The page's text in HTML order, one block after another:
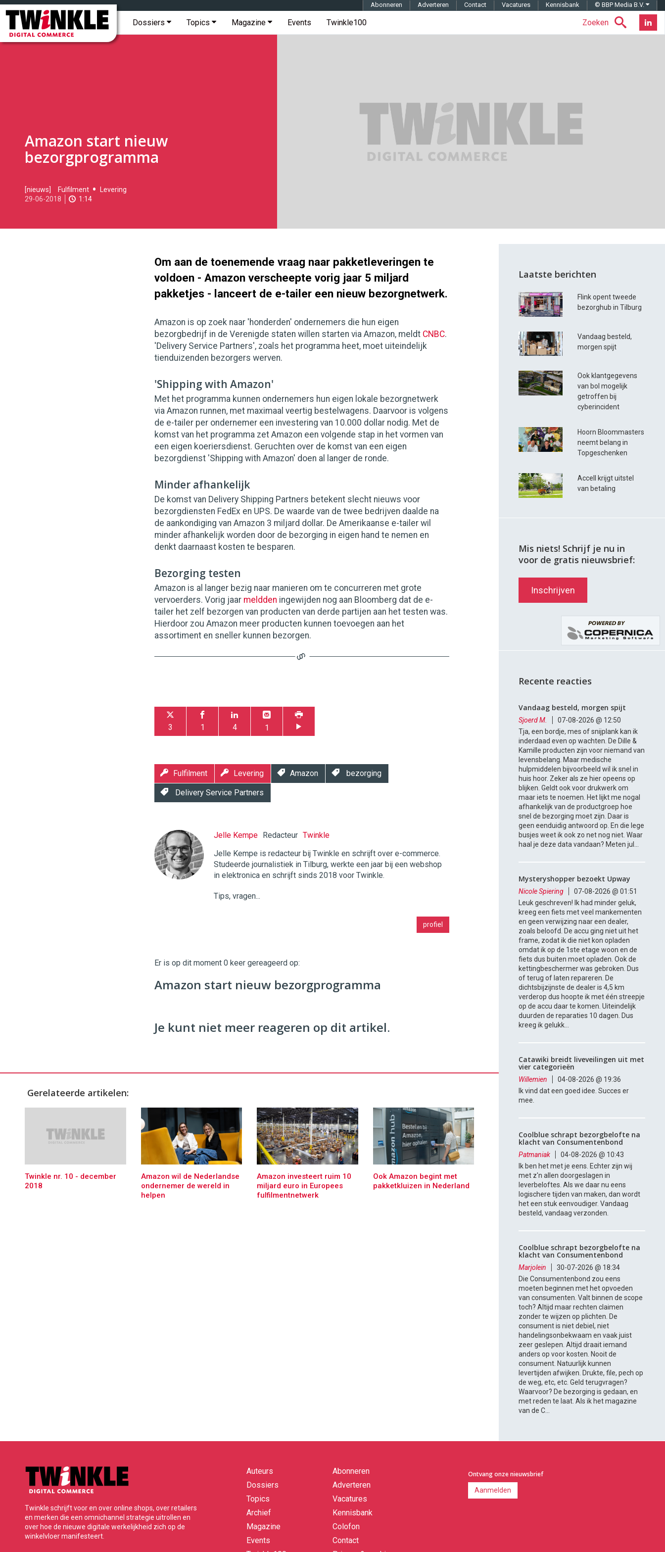
Twinkle
Digital
Commerce
Hoofdmenu Zoeken
Dossiers Topics Magazine Events Twinkle100
Topmenu Abonneren Adverteren Contact Vacatures Kennisbank © BBP Media B.V.
Amazon start nieuw
bezorgprogramma
2018-
06-
06-
[nieuws] Fulfilment
Levering
29-06-2018
1:14
Om aan de toenemende vraag naar pakketleveringen te
voldoen - Amazon verscheepte vorig jaar 5 miljard
pakketjes - lanceert de e-tailer een nieuw bezorgnetwerk.
Amazon is op zoek naar 'honderden' ondernemers die hun eigen
bezorgbedrijf in de Verenigde staten willen starten via Amazon, meldt CNBC.
'Delivery Service Partners', zoals het programma heet, moet uiteindelijk
tienduizenden bezorgers werven.
'Shipping with Amazon'
Met het programma kunnen ondernemers hun eigen lokale bezorgnetwerk
via Amazon runnen, met maximaal veertig bestelwagens. Daarvoor is volgens
de e-tailer per ondernemer een investering van 10.000 dollar nodig. Met de
komst van het programma zet Amazon een volgende stap in het vormen van
een eigen koeriersdienst. Geruchten over de komst van een eigen
bezorgdienst 'Shipping with Amazon' doen al langer de ronde.
Minder afhankelijk
De komst van Delivery Shipping Partners betekent slecht nieuws voor
bezorgdiensten FedEx en UPS. De waarde van de twee bedrijven daalde na
de aankondiging van Amazon 3 miljard dollar. De Amerikaanse e-tailer wil
minder afhankelijk worden door de bezorging in eigen hand te nemen en
denkt daarnaast kosten te besparen.
Bezorging testen
Amazon is al langer bezig naar manieren om te concurreren met grote
vervoerders. Vorig jaar meldden ingewijden nog aan Bloomberg dat de e-
tailer het zelf bezorgen van producten van derde partijen aan het testen was.
Hierdoor zou Amazon meer producten kunnen toevoegen aan het
assortiment en sneller kunnen bezorgen.
3 1 4 1
Fulfilment Levering Amazon bezorging
Delivery Service Partners
Jelle Kempe Redacteur Twinkle
Jelle Kempe is redacteur bij Twinkle en schrijft over e-commerce.
Studeerde journalistiek in Tilburg, werkte een jaar bij een webshop
in elektronica en schrijft sinds 2018 voor Twinkle.
Tips, vragen...
profiel
Twinkle
|
Digital
Commercehttps://twinklemagazine.nl
Er is op dit moment 0 keer gereageerd op:
Amazon start nieuw bezorgprogramma
Je kunt niet meer reageren op dit artikel.
Gerelateerde artikelen:
Twinkle nr. 10 - december
2018
Amazon wil de Nederlandse
ondernemer de wereld in
helpen
Amazon investeert ruim 10
miljard euro in Europees
fulfilmentnetwerk
Ook Amazon begint met
pakketkluizen in Nederland
Laatste berichten
Flink opent tweede
bezorghub in Tilburg
Vandaag besteld,
morgen spijt
Ook klantgegevens
van bol mogelijk
getroffen bij
cyberincident
Hoorn Bloommasters
neemt belang in
Topgeschenken
Accell krijgt uitstel
van betaling
Mis niets! Schrijf je nu in
voor de gratis nieuwsbrief:
Inschrijven
Recente reacties
Vandaag besteld, morgen spijt
Sjoerd M.
07-08-2026 @ 12:50
Tja, een bordje, mes of snijplank kan ik
inderdaad even op wachten. De Dille &
Kamille producten zijn voor niemand van
levensbelang. Maar medische
hulpmiddelen bijvoorbeeld wil ik snel in
huis hoor. Zeker als ze hier opeens op
blijken. Geldt ook voor drukwerk om
maar iets te noemen. Het lijkt me nogal
afhankelijk van de productgroep hoe
snel de bezorging moet zijn. Daar is
geen eenduidig antwoord op. En die lege
busjes weet ik ook zo net nog niet. Waar
haal je deze data vandaan? Meten jul...
Mysteryshopper bezoekt Upway
Nicole Spiering
07-08-2026 @ 01:51
Leuk geschreven! Ik had minder geluk,
kreeg een fiets met veel mankementen
en geen verwijzing naar een dealer,
zoals beloofd. De accu ging niet uit het
frame, zodat ik die niet kon opladen
omdat ik op de 1ste etage woon en de
fiets dus buiten moet opladen. Ook de
kettingbeschermer was gebroken. Dus
of terug of laten repareren. De
dichtsbijzijnste de dealer is 4,5 km
verderop dus hoopte ik met één streepje
op de accu daar te komen. Uiteindelijk
duurden de reparaties 10 dagen. Dus
kreeg ik gelukk...
Catawiki breidt liveveilingen uit met
vier categorieën
Willemien
04-08-2026 @ 19:36
Ik vind dat een goed idee. Succes er
mee.
Coolblue schrapt bezorgbelofte na
klacht van Consumentenbond
Patmaniak
04-08-2026 @ 10:43
Ik ben het met je eens. Echter zijn wij
met z'n allen doorgeslagen in
leverbeloftes. Als we daar nu eens
logischere tijden van maken, dan wordt
het een stuk eenvoudiger. Vandaag
besteld, vandaag verzonden.
Coolblue schrapt bezorgbelofte na
klacht van Consumentenbond
Marjolein
30-07-2026 @ 18:34
Die Consumentenbond zou eens
moeten beginnen met het opvoeden
van consumenten. Valt binnen de scope
toch? Altijd maar rechten claimen
zonder te wijzen op plichten. De
consument is niet debiel, niet
handelingsonbekwaam en vaak juist
zeer geslepen. Altijd draait iemand
anders op voor kosten. Nooit de
consument. Natuurlijk kunnen
levertijden afwijken. Drukte, file, pech op
de weg, etc, etc. Geld terugvragen?
Waarvoor? De bezorging is gedaan, en
met reden te laat. Als ik het magazine
van de C...
Twinkle schrijft voor en over online shops, over retailers
en merken die een omnichannel strategie uitrollen en
over hoe de nieuwe digitale werkelijkheid zich op de
winkelvloer manifesteert.
Quick
links
Auteurs
Dossiers
Topics
Archief
Magazine
Events
Abonneren
Adverteren
Vacatures
Kennisbank
Colofon
Contact
Ontvang onze nieuwsbrief
Aanmelden